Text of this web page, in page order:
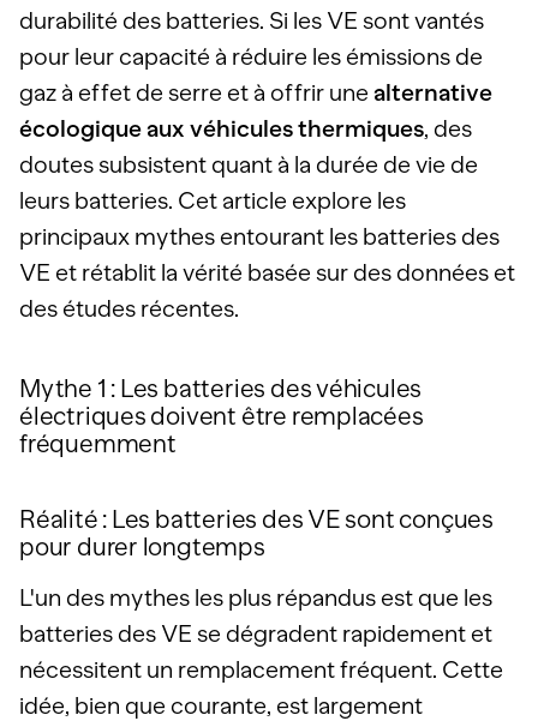
durabilité des batteries. Si les VE sont vantés
pour leur capacité à réduire les émissions de
gaz à effet de serre et à offrir une alternative
écologique aux véhicules thermiques, des
doutes subsistent quant à la durée de vie de
leurs batteries. Cet article explore les
principaux mythes entourant les batteries des
VE et rétablit la vérité basée sur des données et
des études récentes.
Mythe 1 : Les batteries des véhicules
électriques doivent être remplacées
fréquemment
Réalité : Les batteries des VE sont conçues
pour durer longtemps
L'un des mythes les plus répandus est que les
batteries des VE se dégradent rapidement et
nécessitent un remplacement fréquent. Cette
idée, bien que courante, est largement